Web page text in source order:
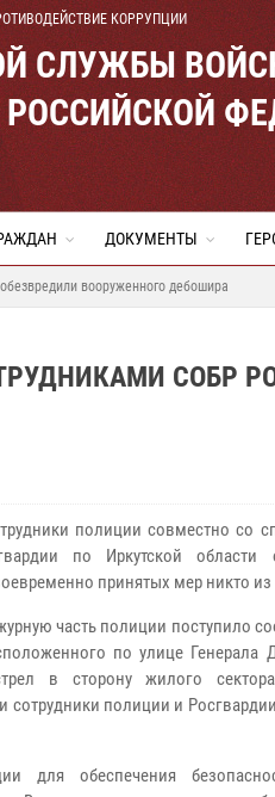
КОРРУПЦИИ
СЛУЖБЫ
ДОКУМЕНТЫ
вооруженного дебошира
СОБР
полиции совместно со
по Иркутской области
принятых мер никто
часть полиции поступило
по улице Генерала
в сторону жилого
сотрудники полиции и
для обеспечения